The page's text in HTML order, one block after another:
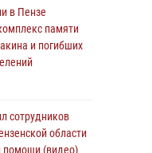
Пензенской
за первое
в День ВДВ в
в Пензе
памяти
и погибших
сотрудников
области
помощи (видео)